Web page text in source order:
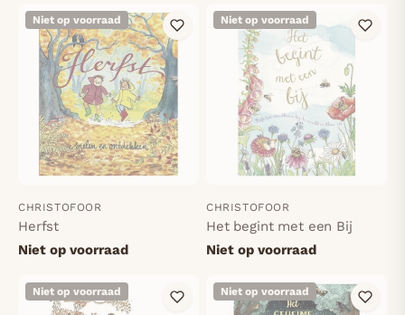
Niet op voorraad
CHRISTOFOOR
Herfst
Niet op voorraad
Niet op voorraad
CHRISTOFOOR
Het begint met een Bij
Niet op voorraad
Niet op voorraad Niet op voorraad